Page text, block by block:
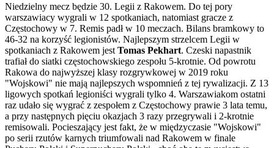
Niedzielny mecz będzie 30. Legii z Rakowem. Do tej pory
warszawiacy wygrali w 12 spotkaniach, natomiast gracze z
Częstochowy w 7. Remis padł w 10 meczach. Bilans bramkowy to
46-32 na korzyść legionistów. Najlepszym strzelcem Legii w
spotkaniach z Rakowem jest Tomas Pekhart. Czeski napastnik
trafiał do siatki częstochowskiego zespołu 5-krotnie. Od powrotu
Rakowa do najwyższej klasy rozgrywkowej w 2019 roku
"Wojskowi" nie mają najlepszych wspomnień z tej rywalizacji. Z 13
ligowych spotkań legioniści wygrali tylko 4. Warszawiakom ostatni
raz udało się wygrać z zespołem z Częstochowy prawie 3 lata temu,
a przy następnych pięciu okazjach 3 razy przegrywali i 2-krotnie
remisowali. Pocieszający jest fakt, że w międzyczasie "Wojskowi"
po serii rzutów karnych triumfowali nad Rakowem w finale